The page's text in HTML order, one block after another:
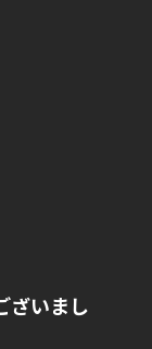
いまし